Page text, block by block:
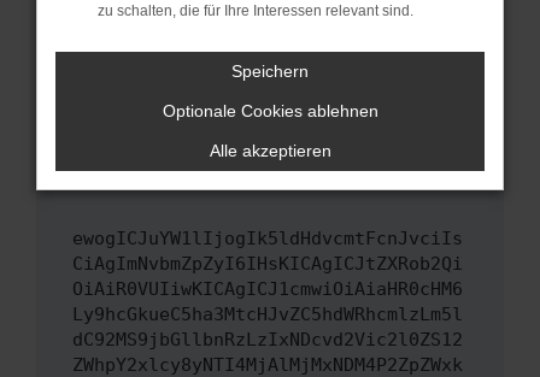
unterstützt werden.
Wende dich an den Webseitenbetreiber.
Wenn du alle oben genannten Schritte versucht
hast, kontaktiere uns bitte. Wir werden
versuchen, das Problem zu beheben. Du kannst
uns diesen Text schicken, um uns bei der
ewogICJuYW1lIjogIk5ldHdvcmtFcnJvciIs
CiAgImNvbmZpZyI6IHsKICAgICJtZXRob2Qi
OiAiR0VUIiwKICAgICJ1cmwiOiAiaHR0cHM6
Ly9hcGkueC5ha3MtcHJvZC5hdWRhcmlzLm5l
dC92MS9jbGllbnRzLzIxNDcvd2Vic2l0ZS12
ZWhpY2xlcy8yNTI4MjAlMjMxNDM4P2ZpZWxk
zu schalten, die für Ihre Interessen relevant sind.
Speichern
Optionale Cookies ablehnen
Alle akzeptieren